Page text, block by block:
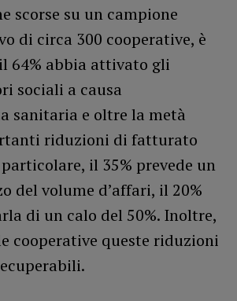
scorse su un campione
di circa 300 cooperative, è
64% abbia attivato gli
sociali a causa
sanitaria e oltre la metà
riduzioni di fatturato
il 35% prevede un
del volume d’affari, il 20%
di un calo del 50%. Inoltre,
cooperative queste riduzioni